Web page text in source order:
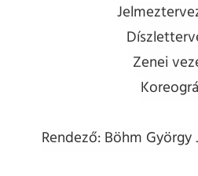
Zenei
Rendező: Böhm György